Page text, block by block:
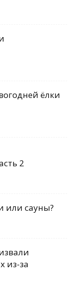
ёлки
2
или сауны?
из-за